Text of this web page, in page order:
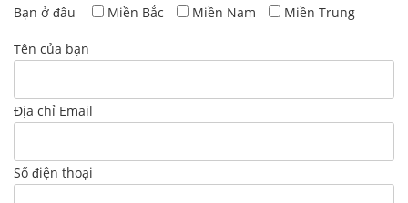
Bạn ở đâu
Miền Bắc Miền Nam Miền Trung
Tên của bạn
Địa chỉ Email
Số điện thoại